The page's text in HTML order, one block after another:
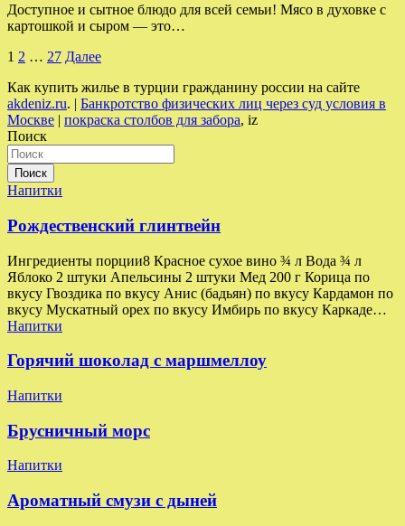
Доступное и сытное блюдо для всей семьи! Мясо в духовке с
картошкой и сыром — это…
Пагинация
записей
1 2 … 27 Далее
Как купить жилье в турции гражданину россии на сайте
akdeniz.ru. | Банкротство физических лиц через суд условия в
Москве | покраска столбов для забора, iz
Поиск
Поиск
Напитки
Рождественский глинтвейн
Ингредиенты порции8 Красное сухое вино ¾ л Вода ¾ л
Яблоко 2 штуки Апельсины 2 штуки Мед 200 г Корица по
вкусу Гвоздика по вкусу Анис (бадьян) по вкусу Кардамон по
вкусу Мускатный орех по вкусу Имбирь по вкусу Каркаде…
Напитки
Горячий шоколад с маршмеллоу
Напитки
Брусничный морс
Напитки
Ароматный смузи с дыней